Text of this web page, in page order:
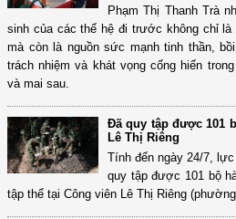
Phạm Thị Thanh Trà
sinh của các thế hệ đi trước không chỉ
mà còn là nguồn sức mạnh tinh thần,
trách nhiệm và khát vọng cống hiến
và mai sau.
Đã quy tập được 101
Lê Thị Riêng
Tính đến ngày 24/7,
quy tập được 101 bộ
tập thể tại Công viên Lê Thị Riêng